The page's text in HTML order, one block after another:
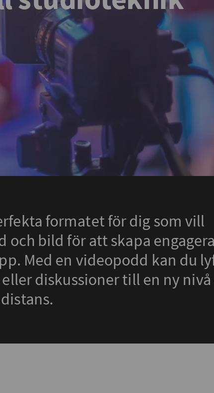
formatet för dig som vill
och bild för att skapa
Med en videopodd kan du
diskussioner till en ny nivå